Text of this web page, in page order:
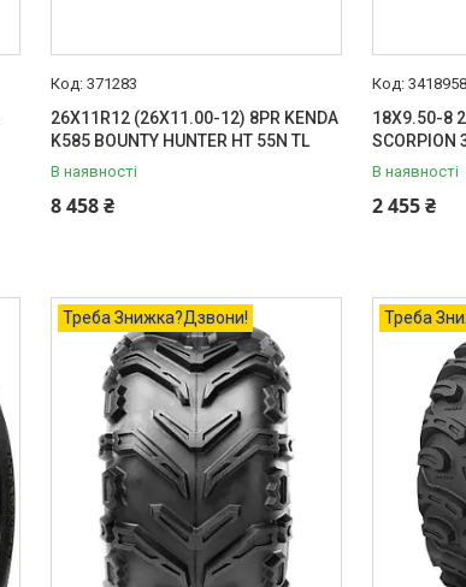
371283
26X11R12 (26X11.00-12) 8PR KENDA
K585 BOUNTY HUNTER HT 55N TL
В наявності
8 458 ₴
18X9.50-8
SCORPION
В наявності
2 455 ₴
Треба Знижка?Дзвони! Треба